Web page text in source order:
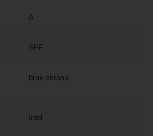
A
SFF
brak ekranu
Intel